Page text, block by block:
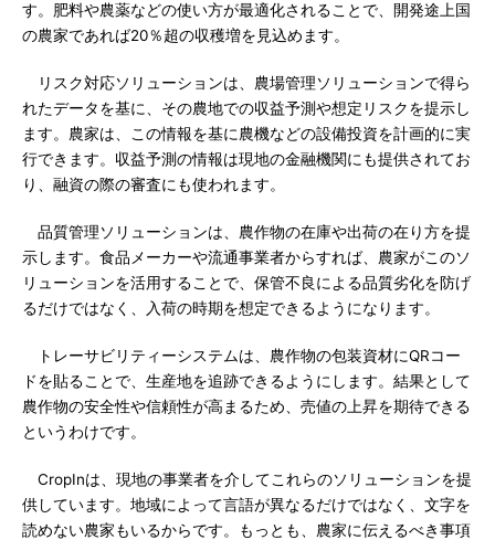
す。肥料や農薬などの使い方が最適化されることで、開発途上国
の農家であれば20％超の収穫増を見込めます。
リスク対応ソリューションは、農場管理ソリューションで得ら
れたデータを基に、その農地での収益予測や想定リスクを提示し
ます。農家は、この情報を基に農機などの設備投資を計画的に実
行できます。収益予測の情報は現地の金融機関にも提供されてお
り、融資の際の審査にも使われます。
品質管理ソリューションは、農作物の在庫や出荷の在り方を提
示します。食品メーカーや流通事業者からすれば、農家がこのソ
リューションを活用することで、保管不良による品質劣化を防げ
るだけではなく、入荷の時期を想定できるようになります。
トレーサビリティーシステムは、農作物の包装資材にQRコー
ドを貼ることで、生産地を追跡できるようにします。結果として
農作物の安全性や信頼性が高まるため、売値の上昇を期待できる
というわけです。
CropInは、現地の事業者を介してこれらのソリューションを提
供しています。地域によって言語が異なるだけではなく、文字を
読めない農家もいるからです。もっとも、農家に伝えるべき事項